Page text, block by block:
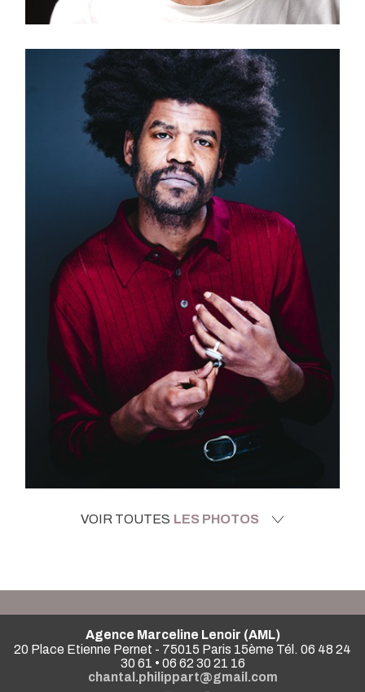
VOIR TOUTES LES PHOTOS
Agence Marceline Lenoir (AML)
20 Place Etienne Pernet - 75015 Paris 15ème Tél. 06 48 24
30 61 • 06 62 30 21 16
chantal.philippart@gmail.com